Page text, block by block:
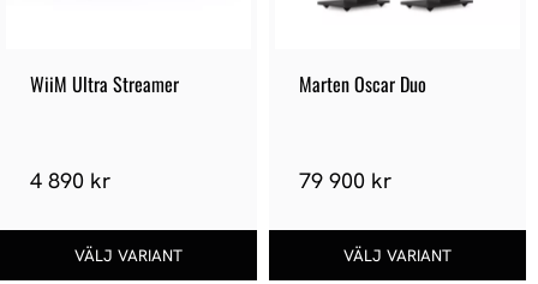
WiiM Ultra Streamer
4 890 kr
Marten Oscar Duo
79 900 kr